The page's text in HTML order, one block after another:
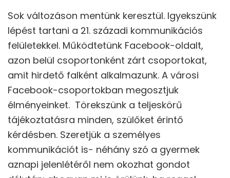
Sok változáson mentünk keresztül. Igyekszünk
lépést tartani a 21. századi kommunikációs
felületekkel. Működtetünk Facebook-oldalt,
azon belül csoportonként zárt csoportokat,
amit hirdető falként alkalmazunk. A városi
Facebook-csoportokban megosztjuk
élményeinket. Törekszünk a teljeskörű
tájékoztatásra minden, szülőket érintő
kérdésben. Szeretjük a személyes
kommunikációt is- néhány szó a gyermek
aznapi jelenlétéről nem okozhat gondot